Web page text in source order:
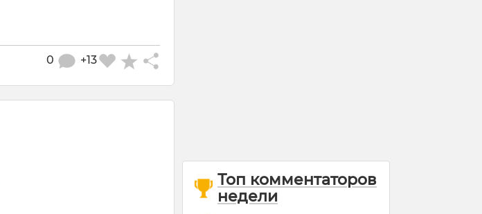
+13
0
Топ комментаторов
недели